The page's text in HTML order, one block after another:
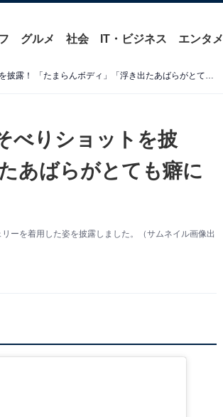
グルメ 社会 IT・ビジネス エンタメ
伊織もえ、ランジェリー姿での寝そべりショットを披露！ 「たまらんボディ」「浮き出たあばらがとても癖に刺さる…」
べりショットを披
あばらがとても癖に
ーを着用した姿を披露しました。（サムネイル画像出